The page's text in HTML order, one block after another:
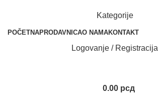
Kategorije
POČETNAPRODAVNICAO NAMAKONTAKT
Logovanje / Registracija
0.00 рсд